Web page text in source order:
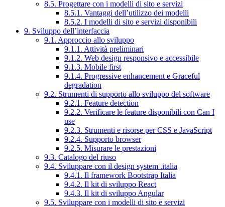
8.5. Progettare con i modelli di sito e servizi
8.5.1. Vantaggi dell’utilizzo dei modelli
8.5.2. I modelli di sito e servizi disponibili
9. Sviluppo dell’interfaccia
9.1. Approccio allo sviluppo
9.1.1. Attività preliminari
9.1.2. Web design responsivo e accessibile
9.1.3. Mobile first
9.1.4. Progressive enhancement e Graceful
degradation
9.2. Strumenti di supporto allo sviluppo del software
9.2.1. Feature detection
9.2.2. Verificare le feature disponibili con Can I
use
9.2.3. Strumenti e risorse per CSS e JavaScript
9.2.4. Supporto browser
9.2.5. Misurare le prestazioni
9.3. Catalogo del riuso
9.4. Sviluppare con il design system .italia
9.4.1. Il framework Bootstrap Italia
9.4.2. Il kit di sviluppo React
9.4.3. Il kit di sviluppo Angular
9.5. Sviluppare con i modelli di sito e servizi